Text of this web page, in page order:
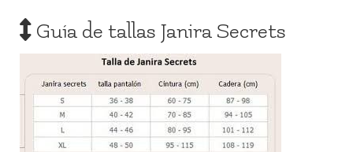
Guía de tallas Janira Secrets